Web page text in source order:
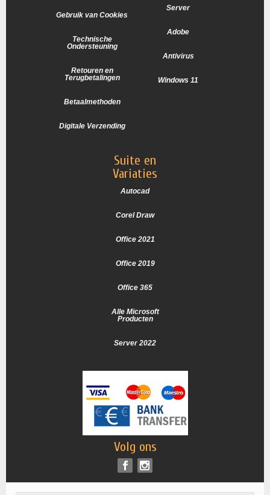
Gebruik van Cookies
Technische
Ondersteuning
Retouren en
Terugbetalingen
Betaalmethoden
Digitale Verzending
Server
Adobe
Antivirus
Windows 11
Suite en
Variaties
Autocad
Corel Draw
Office 2021
Office 2019
Office 365
Alle Microsoft
Producten
Server 2022
Volg ons